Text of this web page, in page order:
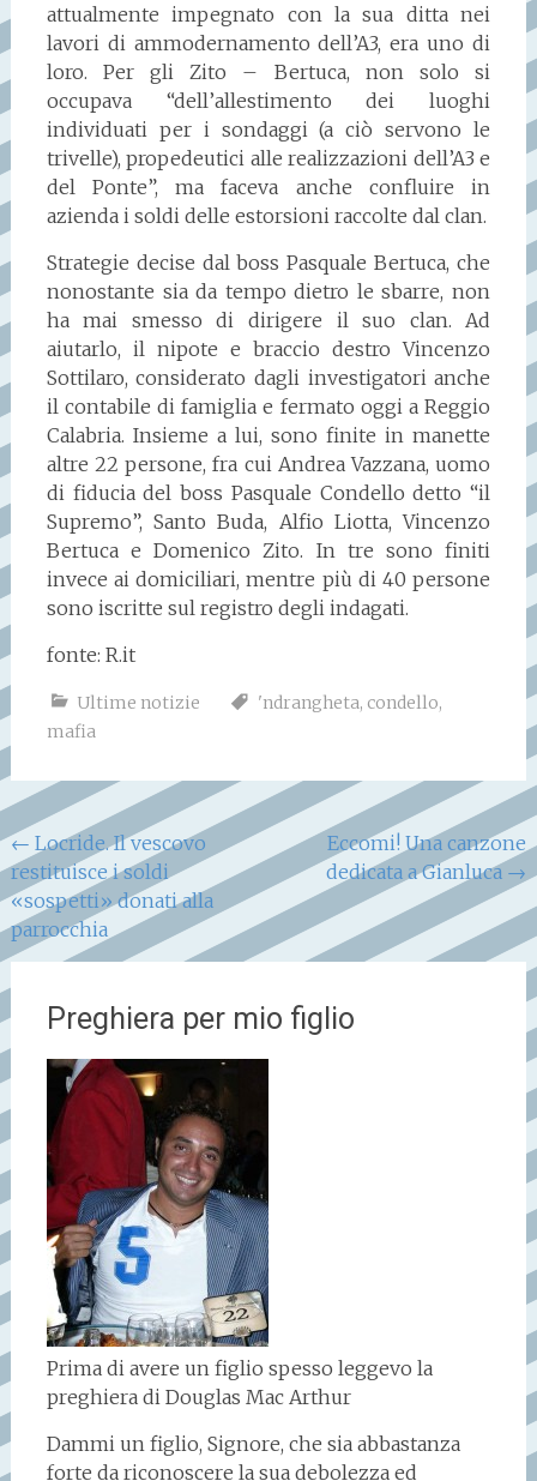
attualmente impegnato con la sua ditta nei
lavori di ammodernamento dell’A3, era uno di
loro. Per gli Zito – Bertuca, non solo si
occupava “dell’allestimento dei luoghi
individuati per i sondaggi (a ciò servono le
trivelle), propedeutici alle realizzazioni dell’A3 e
del Ponte”, ma faceva anche confluire in
azienda i soldi delle estorsioni raccolte dal clan.
Strategie decise dal boss Pasquale Bertuca, che
nonostante sia da tempo dietro le sbarre, non
ha mai smesso di dirigere il suo clan. Ad
aiutarlo, il nipote e braccio destro Vincenzo
Sottilaro, considerato dagli investigatori anche
il contabile di famiglia e fermato oggi a Reggio
Calabria. Insieme a lui, sono finite in manette
altre 22 persone, fra cui Andrea Vazzana, uomo
di fiducia del boss Pasquale Condello detto “il
Supremo”, Santo Buda, Alfio Liotta, Vincenzo
Bertuca e Domenico Zito. In tre sono finiti
invece ai domiciliari, mentre più di 40 persone
sono iscritte sul registro degli indagati.
fonte: R.it
Ultime notizie 'ndrangheta, condello,
mafia
Navigazione
articoli
← Locride. Il vescovo
restituisce i soldi
«sospetti» donati alla
parrocchia
Eccomi! Una canzone
dedicata a Gianluca →
Preghiera per mio figlio
Prima di avere un figlio spesso leggevo la
preghiera di Douglas Mac Arthur
Dammi un figlio, Signore, che sia abbastanza
forte da riconoscere la sua debolezza ed